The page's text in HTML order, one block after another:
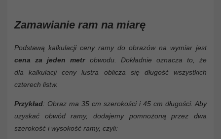
Zamawianie ram na miarę
Podstawą kalkulacji ceny ramy do obrazów na wymiar jest
cena za jeden metrobwodu. Dokładnie oznacza to, że
dla kalkulacji ceny lustra oblicza się długość wszystkich
czterech listw.
Przykład: Obraz ma 35 cm szerokości i 45 cm długości. Aby
uzyskać obwód ramy, dodajemy pomnożoną przez dwa
szerokość i wysokość ramy, czyli: